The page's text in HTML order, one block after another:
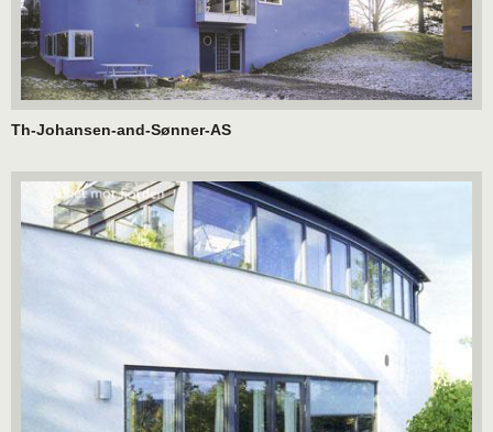
Th-Johansen-and-Sønner-AS